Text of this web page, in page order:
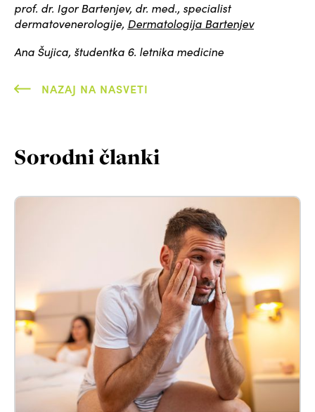
prof. dr. Igor Bartenjev, dr. med., specialist
dermatovenerologije, Dermatologija Bartenjev
Ana Šujica, študentka 6. letnika medicine
NAZAJ NA NASVETI
Sorodni članki